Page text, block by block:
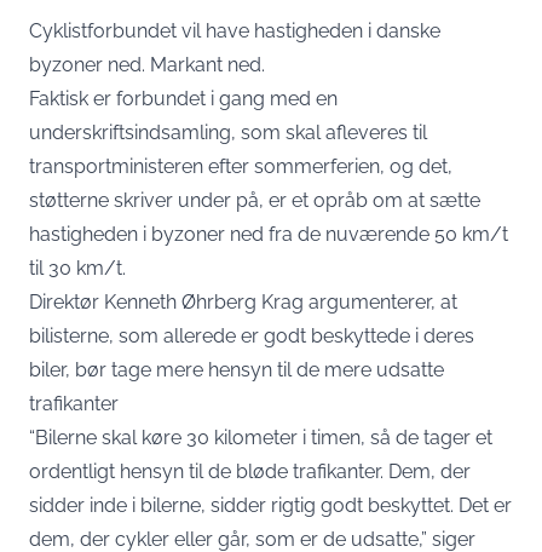
Cyklistforbundet vil have hastigheden i danske
byzoner ned. Markant ned.
Faktisk er forbundet i gang med en
underskriftsindsamling, som skal afleveres til
transportministeren efter sommerferien, og det,
støtterne skriver under på, er et opråb om at sætte
hastigheden i byzoner ned fra de nuværende 50 km/t
til 30 km/t.
Direktør Kenneth Øhrberg Krag argumenterer, at
bilisterne, som allerede er godt beskyttede i deres
biler, bør tage mere hensyn til de mere udsatte
trafikanter
“Bilerne skal køre 30 kilometer i timen, så de tager et
ordentligt hensyn til de bløde trafikanter. Dem, der
sidder inde i bilerne, sidder rigtig godt beskyttet. Det er
dem, der cykler eller går, som er de udsatte,” siger